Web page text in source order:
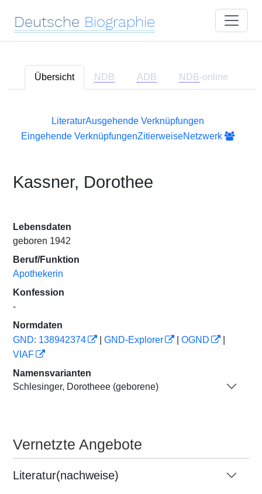
Deutsche Biographie
Übersicht NDB ADB NDB-online
LiteraturAusgehende Verknüpfungen
Eingehende VerknüpfungenZitierweiseNetzwerk
Kassner, Dorothee
Lebensdaten
geboren 1942
Beruf/Funktion
Apothekerin
Konfession
-
Normdaten
GND: 138942374
GND-Explorer OGND
VIAF
Namensvarianten
Schlesinger, Dorotheee (geborene)
Vernetzte Angebote
Literatur(nachweise)